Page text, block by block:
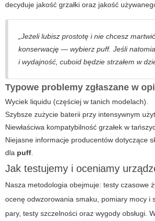
decyduje jakość grzałki oraz jakość
„Jeżeli lubisz prostotę i nie chcesz
konserwację — wybierz puff. Jeśli
i wydajność, cuboid będzie strzałem w
Typowe problemy zgłaszane w
Wyciek liquidu (częściej w tanich modelach).
Szybsze zużycie baterii przy intensywnym
Niewłaściwa kompatybilność grzałek w
Niejasne informacje producentów dotyczące
dla puff.
Jak testujemy i oceniamy
Nasza metodologia obejmuje: testy czasowe
ocenę odwzorowania smaku, pomiary mocy i
pary, testy szczelności oraz wygody obsługi.